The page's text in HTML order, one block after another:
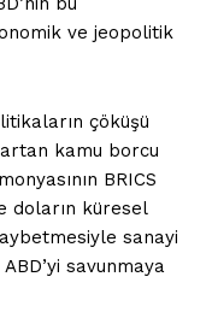
ve jeopolitik
çöküşü
kamu borcu
BRICS
doların küresel
sanayi
savunmaya